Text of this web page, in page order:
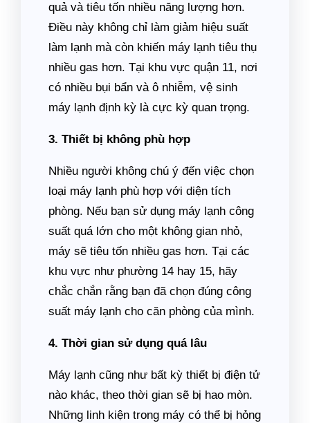
quả và tiêu tốn nhiều năng lượng hơn.
Điều này không chỉ làm giảm hiệu suất
làm lạnh mà còn khiến máy lạnh tiêu thụ
nhiều gas hơn. Tại khu vực quận 11, nơi
có nhiều bụi bẩn và ô nhiễm, vệ sinh
máy lạnh định kỳ là cực kỳ quan trọng.
3. Thiết bị không phù hợp
Nhiều người không chú ý đến việc chọn
loại máy lạnh phù hợp với diện tích
phòng. Nếu bạn sử dụng máy lạnh công
suất quá lớn cho một không gian nhỏ,
máy sẽ tiêu tốn nhiều gas hơn. Tại các
khu vực như phường 14 hay 15, hãy
chắc chắn rằng bạn đã chọn đúng công
suất máy lạnh cho căn phòng của mình.
4. Thời gian sử dụng quá lâu
Máy lạnh cũng như bất kỳ thiết bị điện tử
nào khác, theo thời gian sẽ bị hao mòn.
Những linh kiện trong máy có thể bị hỏng